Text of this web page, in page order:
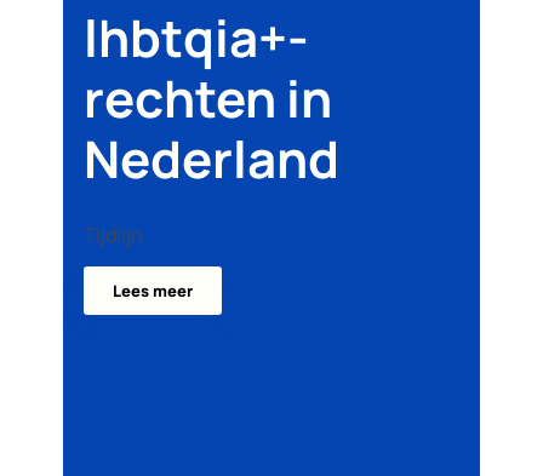
lhbtqia+-
rechten in
Nederland
Tijdlijn
Lees meer